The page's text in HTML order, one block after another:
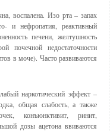
воспалена. Изо рта – запах
и нефропатия, реактивный
печени, желтушность
почечной недостаточности
в моче). Часто развиваются
наркотический эффект –
общая слабость, а также
конъюнктивит, ринит,
дозы ацетона ввиваются